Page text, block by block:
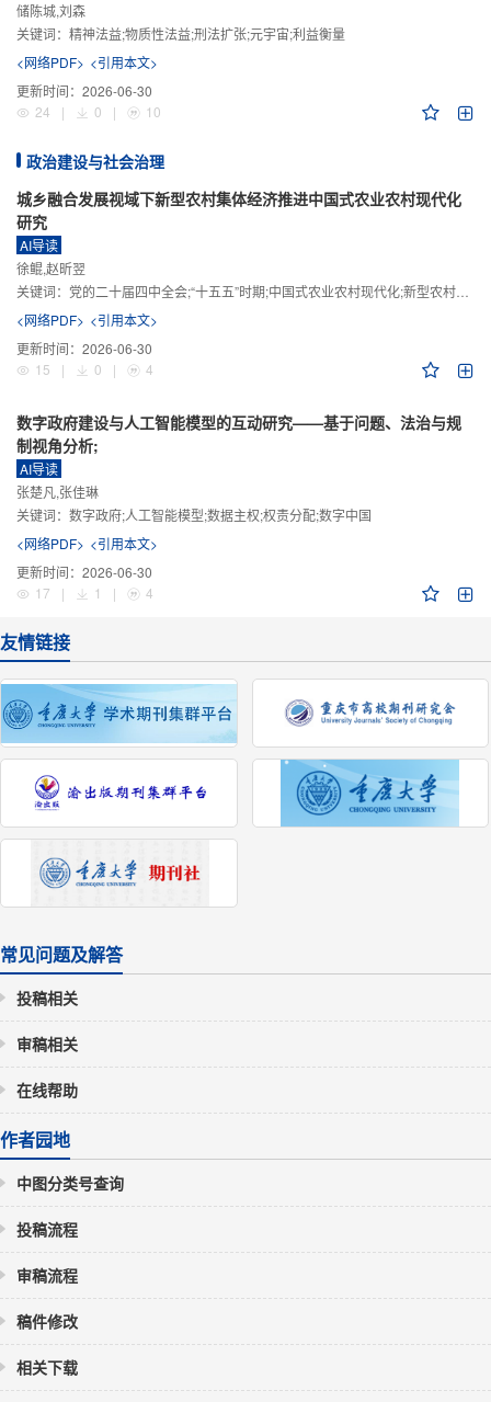
储陈城,刘森
关键词： 精神法益;物质性法益;刑法扩张;元宇宙;利益衡量
<网络PDF> <引用本文>
更新时间： 2026-06-30
24
| 0 | 10
政治建设与社会治理
城乡融合发展视域下新型农村集体经济推进中国式农业农村现代化
研究
AI导读
徐鲲,赵昕翌
关键词： 党的二十届四中全会;“十五五”时期;中国式农业农村现代化;新型农村集体经济;城乡融合发展;新质生产力
<网络PDF> <引用本文>
更新时间： 2026-06-30
15
| 0 | 4
数字政府建设与人工智能模型的互动研究——基于问题、法治与规
制视角分析;
AI导读
张楚凡,张佳琳
关键词： 数字政府;人工智能模型;数据主权;权责分配;数字中国
<网络PDF> <引用本文>
更新时间： 2026-06-30
17
| 1 | 4
友情链接
常见问题及解答
投稿相关
审稿相关
在线帮助
作者园地
中图分类号查询
投稿流程
审稿流程
稿件修改
相关下载